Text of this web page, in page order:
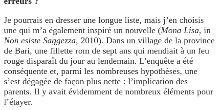
Je pourrais en dresser une longue liste, mais j’en choisis
une qui m’a également inspiré un nouvelle (Mona Lisa, in
Non esiste Saggezza, 2010). Dans un village de la province
de Bari, une fillette rom de sept ans qui mendiait à un feu
rouge disparaît du jour au lendemain. L’enquête a été
conséquente et, parmi les nombreuses hypothèses, une
s’est dégagée de façon plus nette : l’implication des
parents. Il y avait évidemment de nombreux éléments pour
l’étayer.